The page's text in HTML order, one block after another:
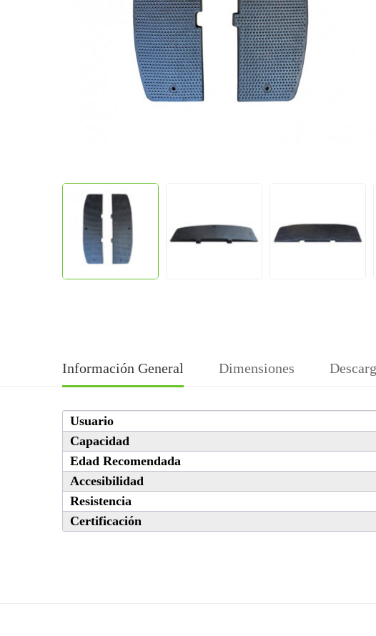
Información General Dimensiones
Usuario
Capacidad
Edad Recomendada
Accesibilidad
Resistencia
Certificación